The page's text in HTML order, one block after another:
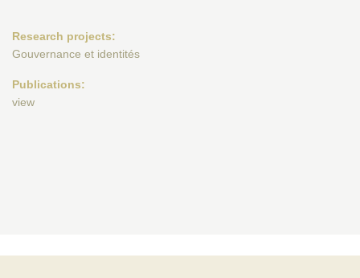
Research projects:
Gouvernance et identités
Publications:
view